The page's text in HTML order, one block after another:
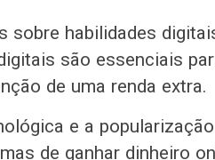
sobre habilidades
são essenciais
de uma renda extra.
e a
de ganhar dinheiro